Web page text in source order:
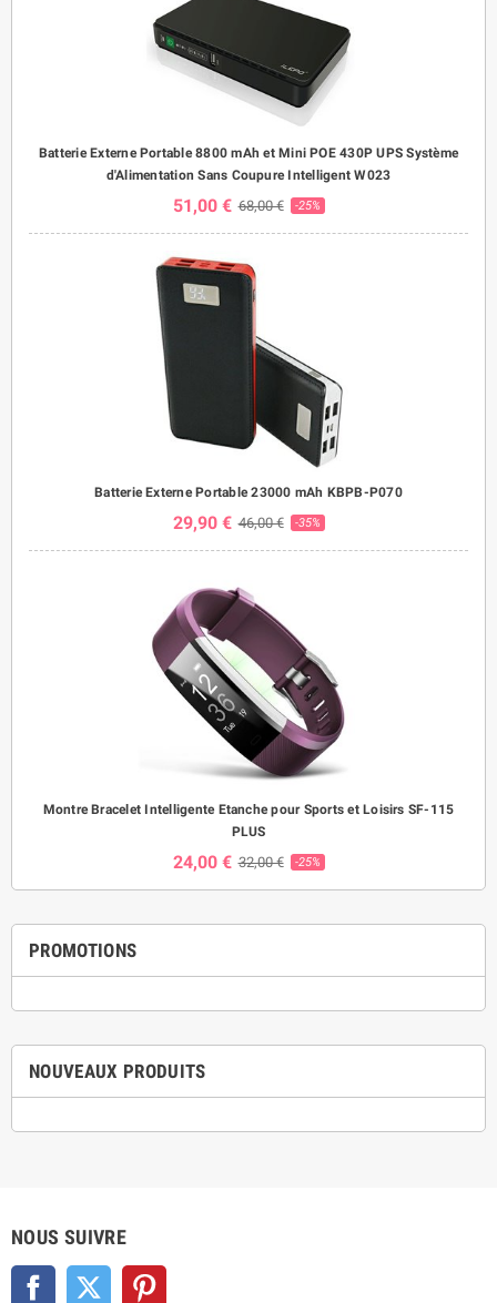
Batterie Externe Portable 8800 mAh et Mini POE 430P UPS Système
d'Alimentation Sans Coupure Intelligent W023
51,00 € 68,00 € -25%
Batterie Externe Portable 23000 mAh KBPB-P070
29,90 € 46,00 € -35%
Montre Bracelet Intelligente Etanche pour Sports et Loisirs SF-115
PLUS
24,00 € 32,00 € -25%
PROMOTIONS
NOUVEAUX PRODUITS
NOUS SUIVRE
Facebook Twitter